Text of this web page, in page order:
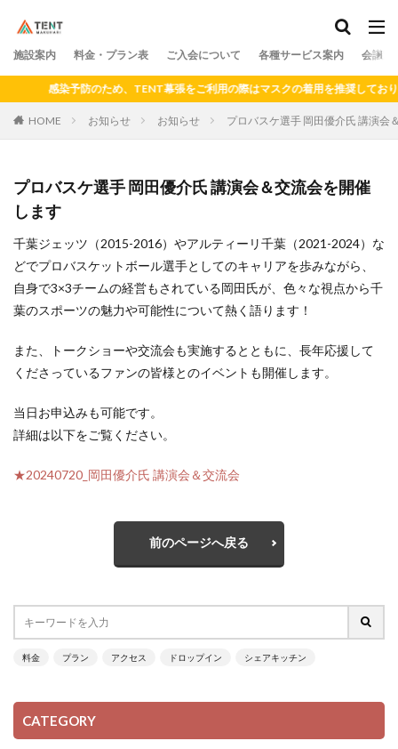
施設案内 料金・プラン表 ご入会について 各種サービス案内 会議室
感染予防のため、TENT幕張をご利用の際はマスクの着用を推奨しており
HOME お知らせ お知らせ プロバスケ選手 岡田優介氏 講演会
プロバスケ選手 岡田優介氏 講演会＆交流会を開催
します
千葉ジェッツ（2015-2016）やアルティーリ千葉（2021-2024）な
どでプロバスケットボール選手としてのキャリアを歩みながら、
自身で3×3チームの経営もされている岡田氏が、色々な視点から千
葉のスポーツの魅力や可能性について熱く語ります！
また、トークショーや交流会も実施するとともに、長年応援して
くださっているファンの皆様とのイベントも開催します。
当日お申込みも可能です。
詳細は以下をご覧ください。
★20240720_岡田優介氏 講演会＆交流会
前のページへ戻る
料金 プラン アクセス ドロップイン シェアキッチン
CATEGORY
カテゴリー